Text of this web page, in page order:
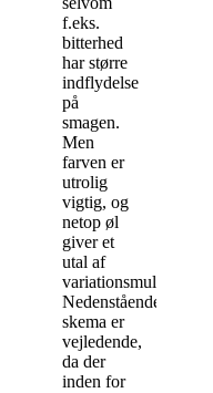
f.eks.
bitterhed
har større
indflydelse
på
smagen.
Men
farven er
utrolig
vigtig, og
netop øl
giver et
utal af
variationsmuligheder.
Nedenstående
skema er
vejledende,
da der
inden for